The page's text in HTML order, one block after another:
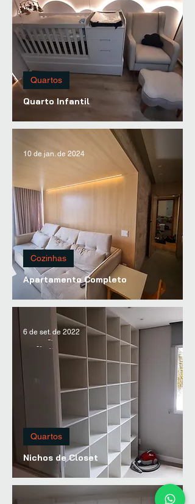
Quarto Infantil
Quartos
Apartamento Completo
Cozinhas
10 de jan. de 2024
Nichos de Closet
Quartos
6 de set. de 2022